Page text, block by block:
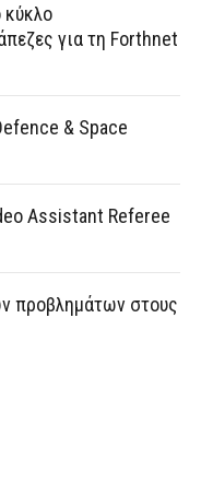
για τη Forthnet
& Space
Assistant Referee
προβλημάτων στους